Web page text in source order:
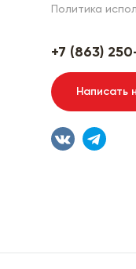
Политика
+7 (863)
Написать